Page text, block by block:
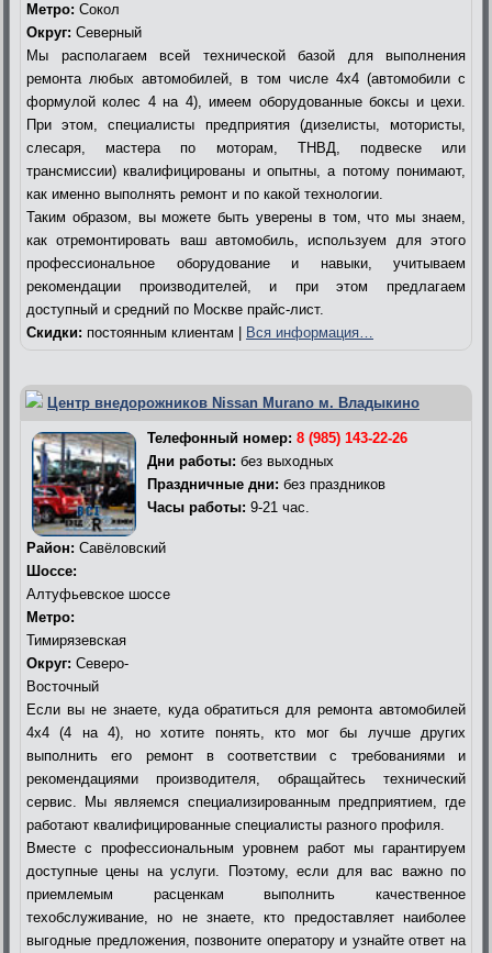
Метро: Сокол
Округ: Северный
Мы располагаем всей технической базой для выполнения
ремонта любых автомобилей, в том числе 4х4 (автомобили с
формулой колес 4 на 4), имеем оборудованные боксы и цехи.
При этом, специалисты предприятия (дизелисты, мотористы,
слесаря, мастера по моторам, ТНВД, подвеске или
трансмиссии) квалифицированы и опытны, а потому понимают,
как именно выполнять ремонт и по какой технологии.
Таким образом, вы можете быть уверены в том, что мы знаем,
как отремонтировать ваш автомобиль, используем для этого
профессиональное оборудование и навыки, учитываем
рекомендации производителей, и при этом предлагаем
доступный и средний по Москве прайс-лист.
Скидки: постоянным клиентам | Вся информация…
Центр внедорожников Nissan Murano м. Владыкино
Телефонный номер: 8 (985) 143-22-26
Дни работы: без выходных
Праздничные дни: без праздников
Часы работы: 9-21 час.
Район: Савёловский
Шоссе:
Алтуфьевское шоссе
Метро:
Тимирязевская
Округ: Северо-
Восточный
Если вы не знаете, куда обратиться для ремонта автомобилей
4х4 (4 на 4), но хотите понять, кто мог бы лучше других
выполнить его ремонт в соответствии с требованиями и
рекомендациями производителя, обращайтесь технический
сервис. Мы являемся специализированным предприятием, где
работают квалифицированные специалисты разного профиля.
Вместе с профессиональным уровнем работ мы гарантируем
доступные цены на услуги. Поэтому, если для вас важно по
приемлемым расценкам выполнить качественное
техобслуживание, но не знаете, кто предоставляет наиболее
выгодные предложения, позвоните оператору и узнайте ответ на